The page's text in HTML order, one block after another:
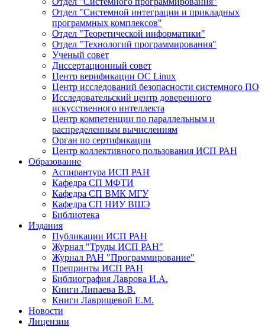
Отдел "Системной интеграции и прикладных
программных комплексов"
Отдел "Теоретической информатики"
Отдел "Технологий программирования"
Ученый совет
Диссертационный совет
Центр верификации ОС Linux
Центр исследований безопасности системного ПО
Исследовательский центр доверенного
искусственного интеллекта
Центр компетенции по параллельным и
распределенным вычислениям
Орган по сертификации
Центр коллективного пользования ИСП РАН
Образование
Аспирантура ИСП РАН
Кафедра СП МФТИ
Кафедра СП ВМК МГУ
Кафедра СП НИУ ВШЭ
Библиотека
Издания
Публикации ИСП РАН
Журнал "Труды ИСП РАН"
Журнал РАН "Программирование"
Препринты ИСП РАН
Библиография Лаврова И.А.
Книги Липаева В.В.
Книги Лаврищевой Е.М.
Новости
Лицензии